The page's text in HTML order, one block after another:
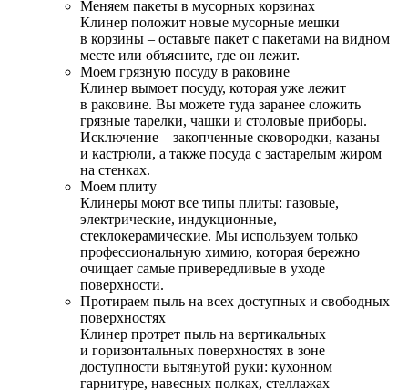
Меняем пакеты в мусорных корзинах
Клинер положит новые мусорные мешки
в корзины – оставьте пакет с пакетами на видном
месте или объясните, где он лежит.
Моем грязную посуду в раковине
Клинер вымоет посуду, которая уже лежит
в раковине. Вы можете туда заранее сложить
грязные тарелки, чашки и столовые приборы.
Исключение – закопченные сковородки, казаны
и кастрюли, а также посуда с застарелым жиром
на стенках.
Моем плиту
Клинеры моют все типы плиты: газовые,
электрические, индукционные,
стеклокерамические. Мы используем только
профессиональную химию, которая бережно
очищает самые привередливые в уходе
поверхности.
Протираем пыль на всех доступных и свободных
поверхностях
Клинер протрет пыль на вертикальных
и горизонтальных поверхностях в зоне
доступности вытянутой руки: кухонном
гарнитуре, навесных полках, стеллажах